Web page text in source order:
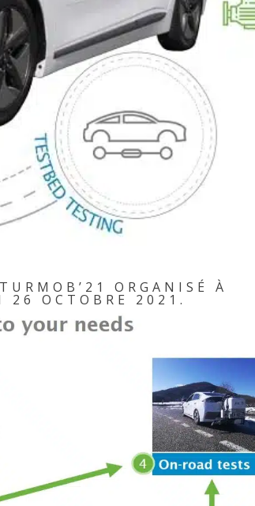
ORGANISÉ À
26 OCTOBRE 2021.